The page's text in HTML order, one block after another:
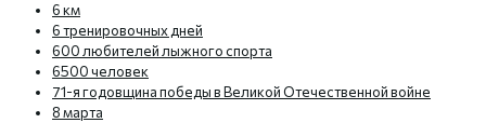
6 км
6 тренировочных дней
600 любителей лыжного спорта
6500 человек
71-я годовщина победы в Великой Отечественной войне
8 марта